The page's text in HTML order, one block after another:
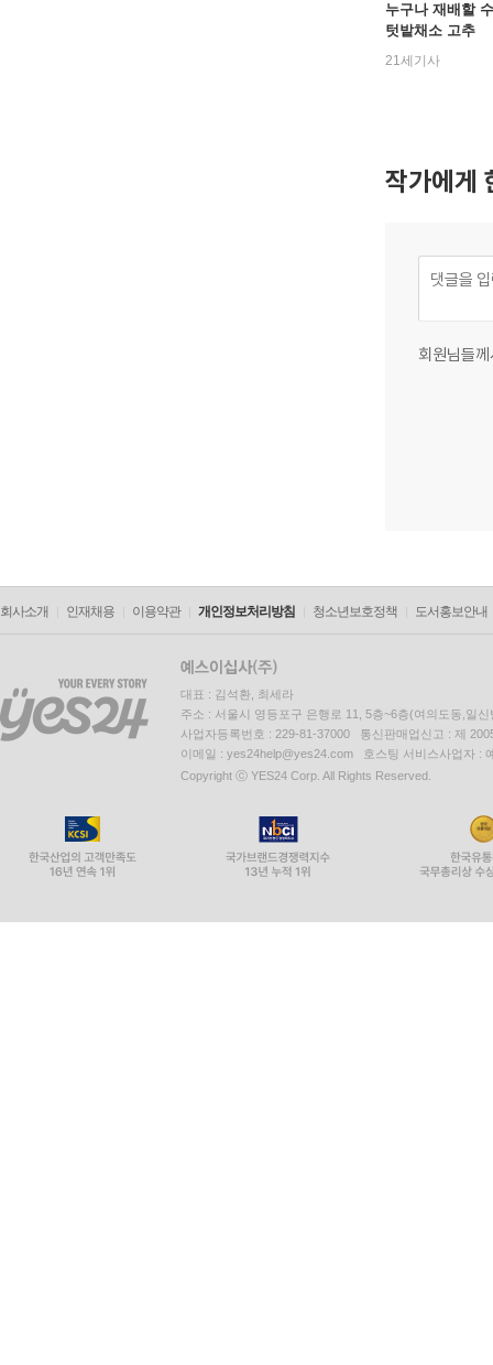
누구나 재배할
텃밭채소 고추
21세기사
작가에게
회원님들
회사소개 인재채용 이용약관 개인정보처리방침 청소년보호정책 도서홍보안내
대표 : 김석환, 최세라
주소 : 서울시 영등포구 은행로 11, 5층~6층(여의도동,일신
사업자등록번호 : 229-81-37000 통신판매업신고 : 제
이메일 : yes24help@yes24.com 호스팅 서비스사업자 :
Copyright ⓒ YES24 Corp. All Rights Reserved.